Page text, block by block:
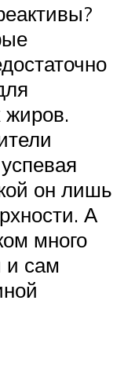
жиров.
он лишь
А
много
и сам